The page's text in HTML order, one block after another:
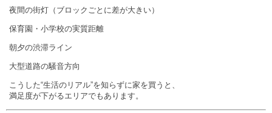
夜間の街灯（ブロックごとに差が大きい）
保育園・小学校の実質距離
朝夕の渋滞ライン
大型道路の騒音方向
こうした“生活のリアル”を知らずに家を買うと、
満足度が下がるエリアでもあります。